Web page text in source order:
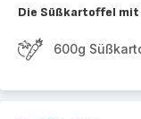
Die Süßkartoffel mit
600g